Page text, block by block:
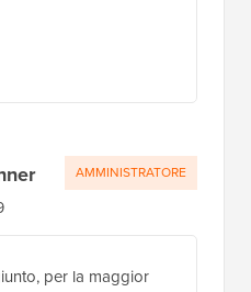
per la maggior
AMMINISTRATORE